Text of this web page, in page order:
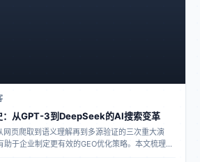
：从GPT-3到DeepSeek的AI搜索变革
网页爬取到语义理解再到多源验证的三次重大演
助于企业制定更有效的GEO优化策略。本文梳理